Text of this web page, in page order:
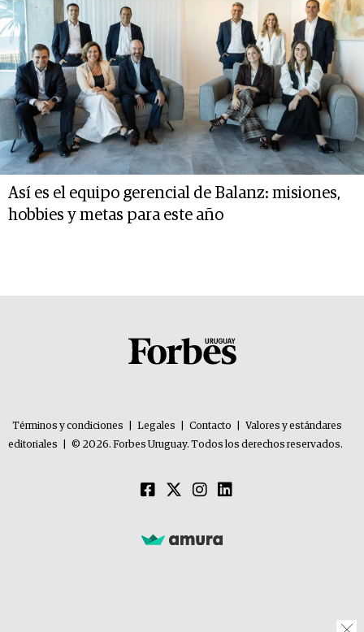
Así es el equipo gerencial de Balanz: misiones,
hobbies y metas para este año
Términos y condiciones Legales Contacto
Valores y estándares
editoriales
© 2026. Forbes Uruguay. Todos los derechos reservados.